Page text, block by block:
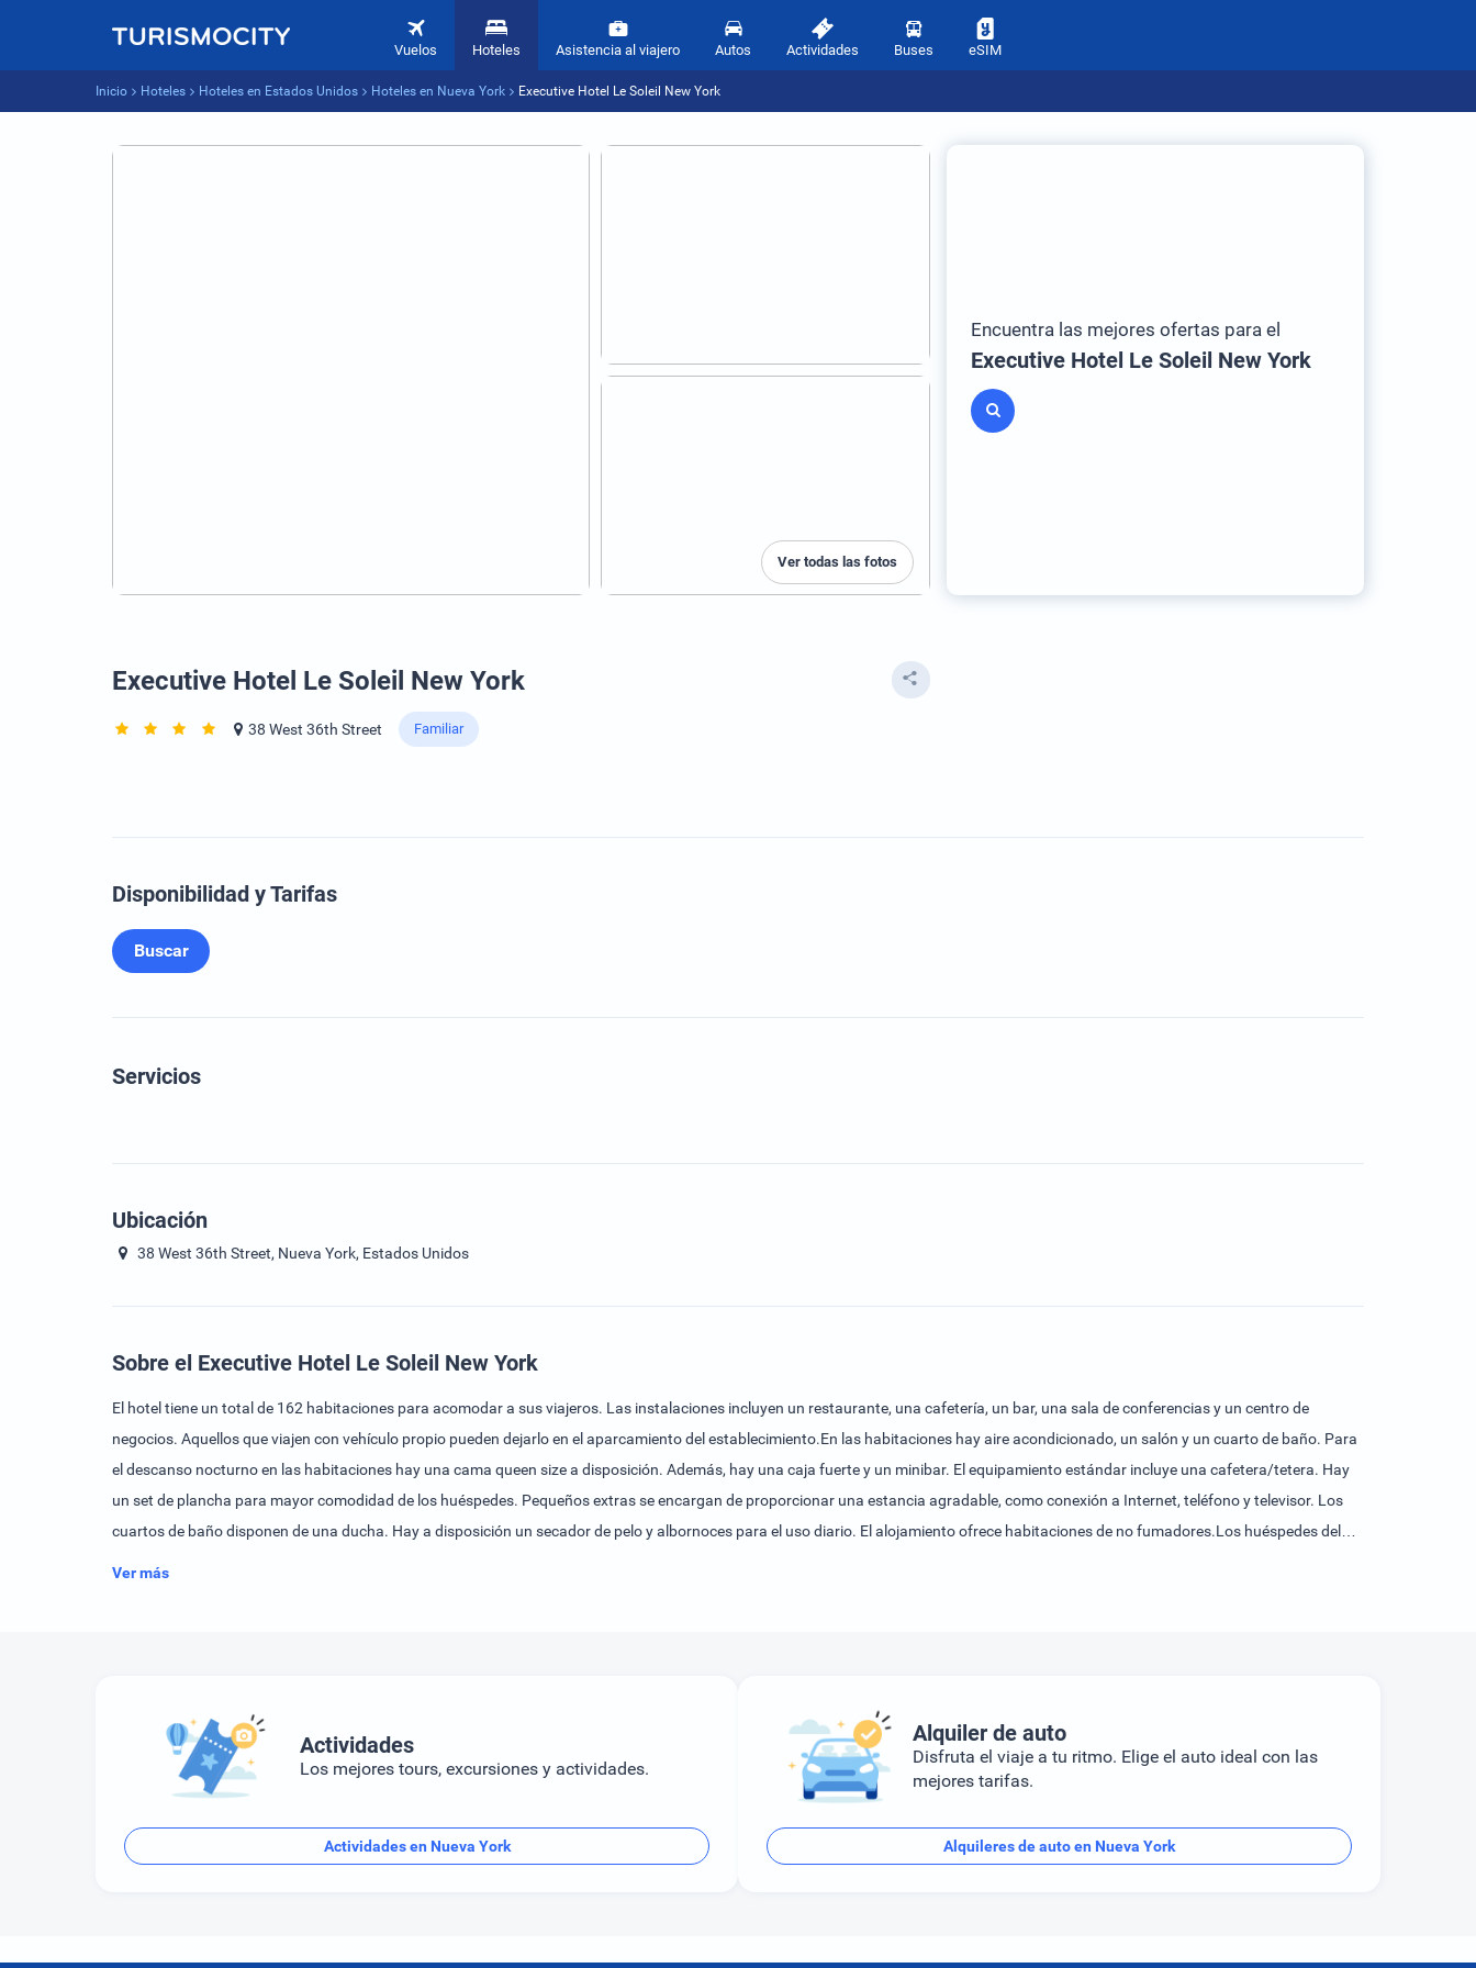
Vuelos Hoteles Asistencia al viajero Autos Actividades Buses eSIM
Inicio Hoteles Hoteles en Estados Unidos Hoteles en Nueva York Executive Hotel Le Soleil New York
Ver todas las fotos
Encuentra las mejores ofertas para el
Executive Hotel Le Soleil New York
Executive Hotel Le Soleil New York
38 West 36th Street Familiar
Disponibilidad y Tarifas
Buscar
Servicios
Ubicación
38 West 36th Street, Nueva York, Estados Unidos
Sobre el Executive Hotel Le Soleil New York
El hotel tiene un total de 162 habitaciones para acomodar a sus viajeros. Las instalaciones incluyen un restaurante, una cafetería, un bar, una sala de conferencias y un centro de
negocios. Aquellos que viajen con vehículo propio pueden dejarlo en el aparcamiento del establecimiento.En las habitaciones hay aire acondicionado, un salón y un cuarto de baño. Para
el descanso nocturno en las habitaciones hay una cama queen size a disposición. Además, hay una caja fuerte y un minibar. El equipamiento estándar incluye una cafetera/tetera. Hay
un set de plancha para mayor comodidad de los huéspedes. Pequeños extras se encargan de proporcionar una estancia agradable, como conexión a Internet, teléfono y televisor. Los
cuartos de baño disponen de una ducha. Hay a disposición un secador de pelo y albornoces para el uso diario. El alojamiento ofrece habitaciones de no fumadores.Los huéspedes del
Ver más
Actividades
Los mejores tours, excursiones y actividades.
Actividades en Nueva York
Alquiler de auto
Disfruta el viaje a tu ritmo. Elige el auto ideal con las
mejores tarifas.
Alquileres de auto en Nueva York